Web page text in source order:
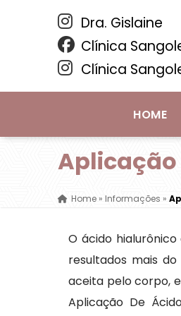
Dra. Gislaine
Clínica
Clínica
HOME
Aplicação
Home»Informações »
O ácido
resultados mais
aceita pelo corpo,
Aplicação De